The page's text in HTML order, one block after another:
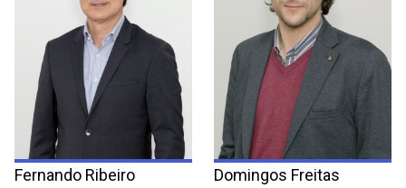
Fernando Ribeiro Domingos Freitas